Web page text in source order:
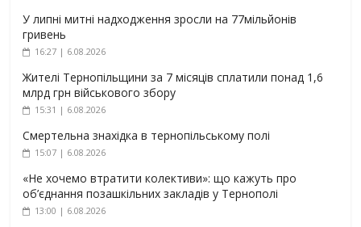
У липні митні надходження зросли на 77мільйонів
гривень
16:27 | 6.08.2026
Жителі Тернопільщини за 7 місяців сплатили понад 1,6
млрд грн військового збору
15:31 | 6.08.2026
Смертельна знахідка в тернопільському полі
15:07 | 6.08.2026
«Не хочемо втратити колективи»: що кажуть про
об’єднання позашкільних закладів у Тернополі
13:00 | 6.08.2026